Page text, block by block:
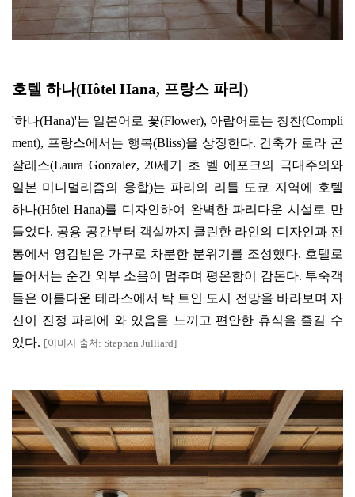
호텔 하나(Hôtel Hana, 프랑스 파리 )
'하나(Hana)'는 일본어로 꽃(Flower), 아랍어로는 칭찬(Compli
ment), 프랑스에서는 행복(Bliss)을 상징한다. 건축가 로라 곤
잘레스(Laura Gonzalez, 20세기 초 벨 에포크의 극대주의와
일본 미니멀리즘의 융합)는 파리의 리틀 도쿄 지역에 호텔
하나(Hôtel Hana)를 디자인하여 완벽한 파리다운 시설로 만
들었다. 공용 공간부터 객실까지 클린한 라인의 디자인과 전
통에서 영감받은 가구로 차분한 분위기를 조성했다. 호텔로
들어서는 순간 외부 소음이 멈추며 평온함이 감돈다. 투숙객
들은 아름다운 테라스에서 탁 트인 도시 전망을 바라보며 자
신이 진정 파리에 와 있음을 느끼고 편안한 휴식을 즐길 수
있다. 이미지 출처 : Stephan Julliard]